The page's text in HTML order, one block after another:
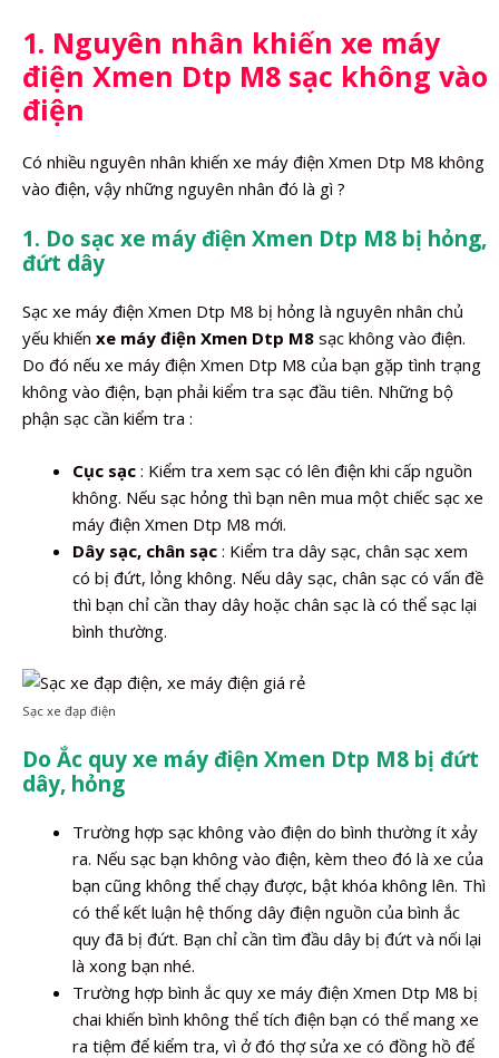
1. Nguyên nhân khiến xe máy
điện Xmen Dtp M8 sạc không vào
điện
Có nhiều nguyên nhân khiến xe máy điện Xmen Dtp M8 không
vào điện, vậy những nguyên nhân đó là gì ?
1. Do sạc xe máy điện Xmen Dtp M8 bị hỏng,
đứt dây
Sạc xe máy điện Xmen Dtp M8 bị hỏng là nguyên nhân chủ
yếu khiến xe máy điện Xmen Dtp M8 sạc không vào điện.
Do đó nếu xe máy điện Xmen Dtp M8 của bạn gặp tình trạng
không vào điện, bạn phải kiểm tra sạc đầu tiên. Những bộ
phận sạc cần kiểm tra :
Cục sạc : Kiểm tra xem sạc có lên điện khi cấp nguồn
không. Nếu sạc hỏng thì bạn nên mua một chiếc sạc xe
máy điện Xmen Dtp M8 mới.
Dây sạc, chân sạc : Kiểm tra dây sạc, chân sạc xem
có bị đứt, lỏng không. Nếu dây sạc, chân sạc có vấn đề
thì bạn chỉ cần thay dây hoặc chân sạc là có thể sạc lại
bình thường.
Sạc xe đạp điện
Do Ắc quy xe máy điện Xmen Dtp M8 bị đứt
dây, hỏng
Trường hợp sạc không vào điện do bình thường ít xảy
ra. Nếu sạc bạn không vào điện, kèm theo đó là xe của
bạn cũng không thể chạy được, bật khóa không lên. Thì
có thể kết luận hệ thống dây điện nguồn của bình ắc
quy đã bị đứt. Bạn chỉ cần tìm đầu dây bị đứt và nối lại
là xong bạn nhé.
Trường hợp bình ắc quy xe máy điện Xmen Dtp M8 bị
chai khiến bình không thể tích điện bạn có thể mang xe
ra tiệm để kiểm tra, vì ở đó thợ sửa xe có đồng hồ để